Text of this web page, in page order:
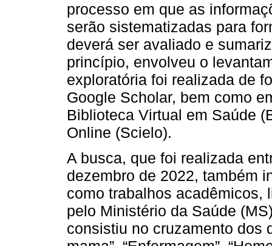
processo em que as
serão sistematizadas para
deverá ser avaliado e
princípio, envolveu o
exploratória foi realizada de
Google Scholar, bem como
Biblioteca Virtual em Saúde
Online (Scielo).
A busca, que foi realizada
dezembro de 2022, também
como trabalhos acadêmicos,
pelo Ministério da Saúde
consistiu no cruzamento dos